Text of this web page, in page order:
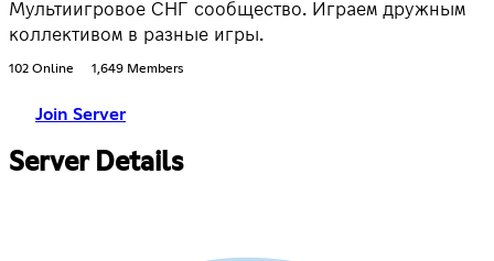
Мультиигровое СНГ сообщество. Играем дружным
коллективом в разные игры.
102 Online 1,649 Members
Join Server
Server Details